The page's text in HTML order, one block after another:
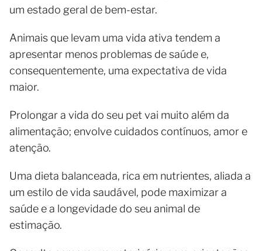
um estado geral de bem-estar.
Animais que levam uma vida ativa tendem a
apresentar menos problemas de saúde e,
consequentemente, uma expectativa de vida
maior.
Prolongar a vida do seu pet vai muito além da
alimentação; envolve cuidados contínuos, amor e
atenção.
Uma dieta balanceada, rica em nutrientes, aliada a
um estilo de vida saudável, pode maximizar a
saúde e a longevidade do seu animal de
estimação.